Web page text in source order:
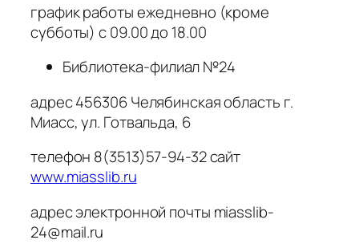
график работы ежедневно (кроме
субботы) с 09.00 до 18.00
Библиотека-филиал №24
адрес 456306 Челябинская область г.
Миасс, ул. Готвальда, 6
телефон 8(3513)57-94-32 сайт
www.miasslib.ru
адрес электронной почты miasslib-
24@mail.ru